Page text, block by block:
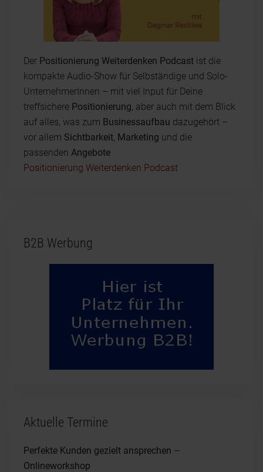
Der Positionierung Weiterdenken Podcast ist die
kompakte Audio-Show für Selbständige und Solo-
UnternehmerInnen – mit viel Input für Deine
treffsichere Positionierung , aber auch mit dem Blick
auf alles, was zum Businessaufbau dazugehört –
vor allem Sichtbarkeit Marketing und die
passenden Angebote
Positionierung Weiterdenken Podcast
B2B Werbung
Aktuelle Termine
Perfekte Kunden gezielt ansprechen –
Onlineworkshop